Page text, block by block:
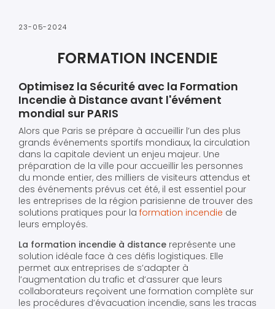
23-05-2024
FORMATION INCENDIE
Optimisez la Sécurité avec la Formation
Incendie à Distance avant l'évément
mondial sur PARIS
Alors que Paris se prépare à accueillir l’un des plus
grands événements sportifs mondiaux, la circulation
dans la capitale devient un enjeu majeur. Une
préparation de la ville pour accueillir les personnes
du monde entier, des milliers de visiteurs attendus et
des événements prévus cet été, il est essentiel pour
les entreprises de la région parisienne de trouver des
solutions pratiques pour la formation incendie de
leurs employés.
La formation incendie à distance représente une
solution idéale face à ces défis logistiques. Elle
permet aux entreprises de s’adapter à
l’augmentation du trafic et d’assurer que leurs
collaborateurs reçoivent une formation complète sur
les procédures d’évacuation incendie, sans les tracas